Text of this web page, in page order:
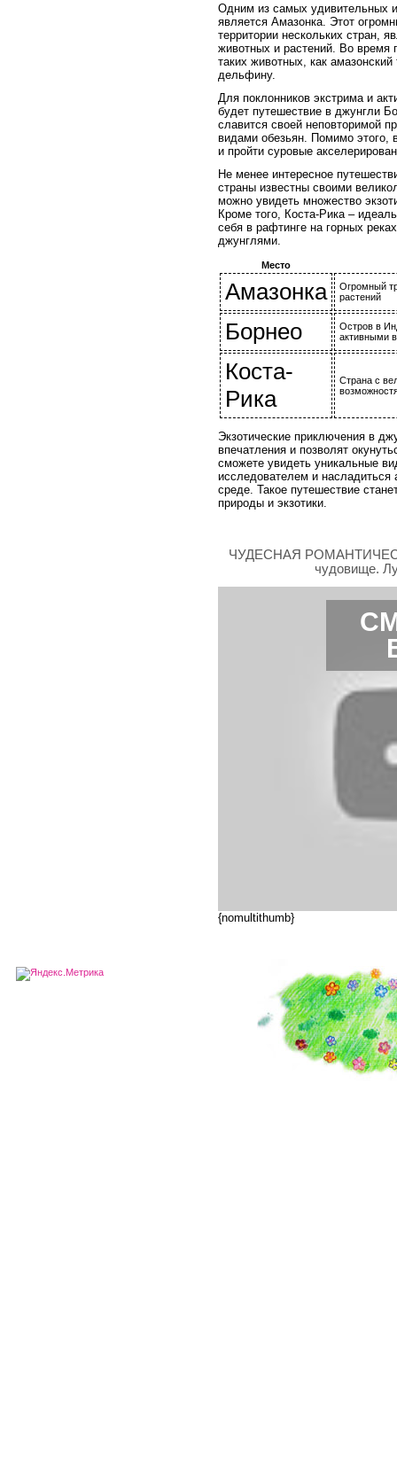
Одним из самых удивительных
является Амазонка. Этот
территории нескольких стран,
животных и растений. Во время
таких животных, как
дельфину.
Для поклонников экстрима и
будет путешествие в джунгли
славится своей неповторимой
видами обезьян. Помимо этого,
и пройти суровые
Не менее интересное
страны известны своими
можно увидеть множество
Кроме того, Коста-Рика –
себя в рафтинге на горных
джунглями.
Место
Амазонка
Огромный
растений
Борнео
Остров в
активными
Коста-
Рика
Страна с
Экзотические приключения в
впечатления и позволят
сможете увидеть уникальные
исследователем и
среде. Такое путешествие
природы и экзотики.
ЧУДЕСНАЯ
чудовище.
{nomultithumb}